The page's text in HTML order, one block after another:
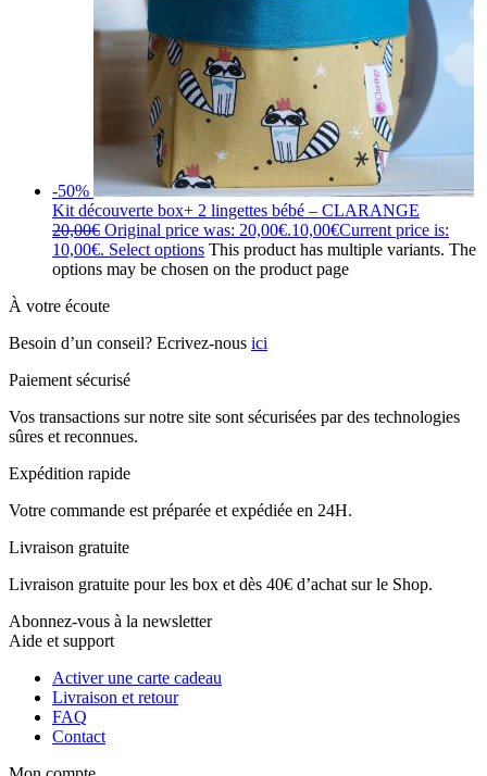
-50%
Kit découverte box+ 2 lingettes bébé – CLARANGE
20,00€ Original price was: 20,00€.10,00€Current price is:
10,00€. Select options This product has multiple variants. The
options may be chosen on the product page
À votre écoute
Besoin d’un conseil? Ecrivez-nous ici
Paiement sécurisé
Vos transactions sur notre site sont sécurisées par des technologies
sûres et reconnues.
Expédition rapide
Votre commande est préparée et expédiée en 24H.
Livraison gratuite
Livraison gratuite pour les box et dès 40€ d’achat sur le Shop.
Abonnez-vous à la newsletter
Aide et support
Activer une carte cadeau
Livraison et retour
FAQ
Contact